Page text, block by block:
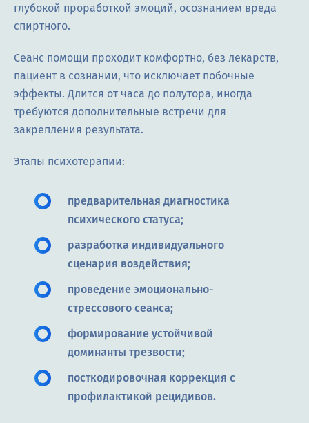
глубокой проработкой эмоций, осознанием вреда
спиртного.
Сеанс помощи проходит комфортно, без лекарств,
пациент в сознании, что исключает побочные
эффекты. Длится от часа до полутора, иногда
требуются дополнительные встречи для
закрепления результата.
Этапы психотерапии:
предварительная диагностика
психического статуса;
разработка индивидуального
сценария воздействия;
проведение эмоционально-
стрессового сеанса;
формирование устойчивой
доминанты трезвости;
посткодировочная коррекция с
профилактикой рецидивов.